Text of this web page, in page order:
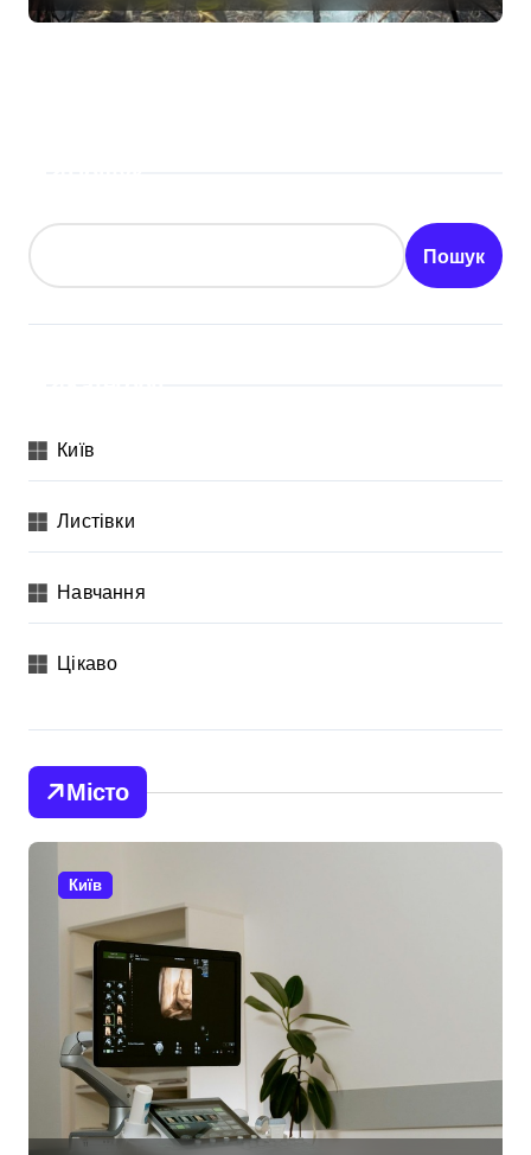
Пошук
Київ
Листівки
Навчання
Цікаво
Місто
Київ